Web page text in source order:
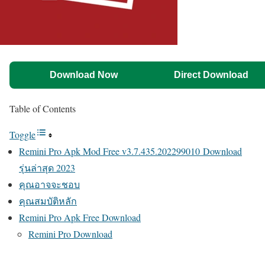
Download Now Direct Download
Table of Contents
Toggle
Remini Pro Apk Mod Free v3.7.435.202299010 Download
รุ่นล่าสุด 2023
คุณอาจจะชอบ
คุณสมบัติหลัก
Remini Pro Apk Free Download
Remini Pro Download